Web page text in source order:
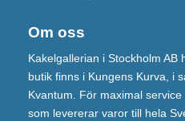
Om oss
Kakelgallerian i Stockholm
butik finns i Kungens Kurva, i
Kvantum. För maximal
som levererar varor till hela